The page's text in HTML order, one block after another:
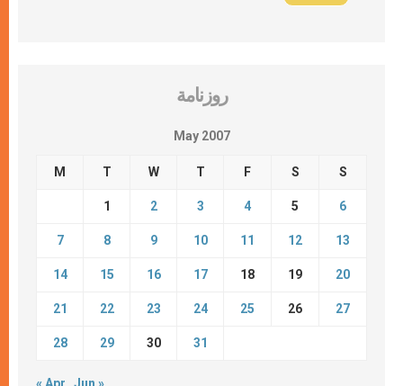
روزنامة
May 2007
M T W T F S S
1 2 3 4 5 6
7 8 9 10 11 12 13
14 15 16 17 18 19 20
21 22 23 24 25 26 27
28 29 30 31